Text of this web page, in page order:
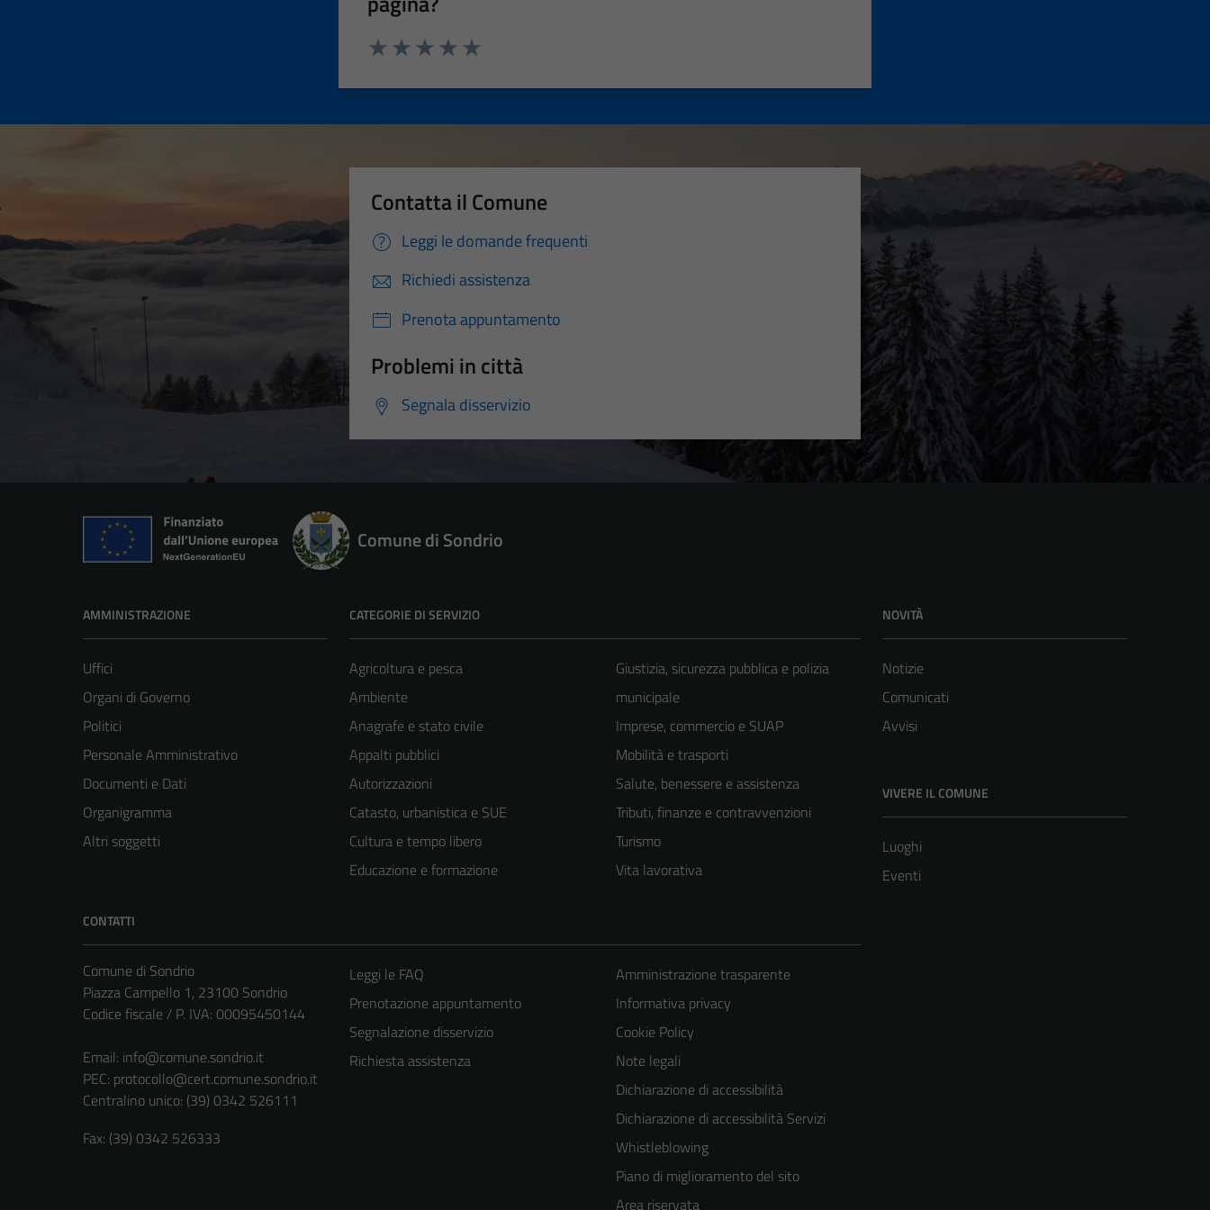
Contatta il Comune
Leggi le domande frequenti
Richiedi assistenza
Prenota appuntamento
Problemi in città
Segnala disservizio
Comune di Sondrio
AMMINISTRAZIONE
Uffici
Organi di Governo
Politici
Personale Amministrativo
Documenti e Dati
Organigramma
Altri soggetti
CATEGORIE DI SERVIZIO
Agricoltura e pesca
Ambiente
Anagrafe e stato civile
Appalti pubblici
Autorizzazioni
Catasto, urbanistica e SUE
Cultura e tempo libero
Educazione e formazione
Giustizia, sicurezza pubblica e polizia
municipale
Imprese, commercio e SUAP
Mobilità e trasporti
Salute, benessere e assistenza
Tributi, finanze e contravvenzioni
Turismo
Vita lavorativa
NOVITÀ
Notizie
Comunicati
Avvisi
VIVERE IL COMUNE
Luoghi
Eventi
CONTATTI
Comune di Sondrio
Piazza Campello 1, 23100 Sondrio
Codice fiscale / P. IVA: 00095450144
Email: info@comune.sondrio.it
PEC: protocollo@cert.comune.sondrio.it
Centralino unico: (39) 0342 526111
Fax: (39) 0342 526333
Leggi le FAQ
Prenotazione appuntamento
Segnalazione disservizio
Richiesta assistenza
Amministrazione trasparente
Informativa privacy
Cookie Policy
Note legali
Dichiarazione di accessibilità
Dichiarazione di accessibilità Servizi
Whistleblowing
Piano di miglioramento del sito
Area riservata